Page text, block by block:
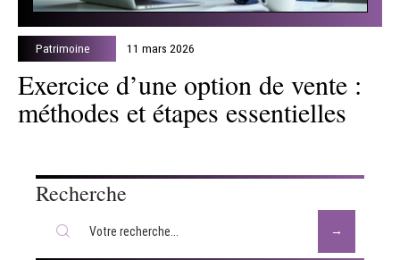
Patrimoine 11 mars 2026
Exercice d’une option de vente :
méthodes et étapes essentielles
Recherche